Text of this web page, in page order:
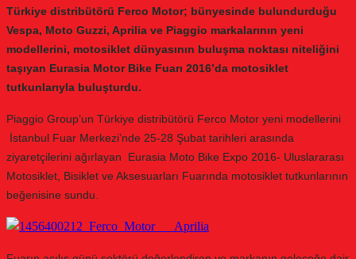
Türkiye distribütörü Ferco Motor; bünyesinde bulundurduğu
Vespa, Moto Guzzi, Aprilia ve Piaggio markalarının yeni
modellerini, motosiklet dünyasının buluşma noktası niteliğini
taşıyan Eurasia Motor Bike Fuarı 2016’da motosiklet
tutkunlarıyla buluşturdu.
Piaggio Group’un Türkiye distribütörü Ferco Motor yeni modellerini
İstanbul Fuar Merkezi’nde 25-28 Şubat tarihleri arasında
ziyaretçilerini ağırlayan Eurasia Moto Bike Expo 2016- Uluslararası
Motosiklet, Bisiklet ve Aksesuarları Fuarında motosiklet tutkunlarının
beğenisine sundu.